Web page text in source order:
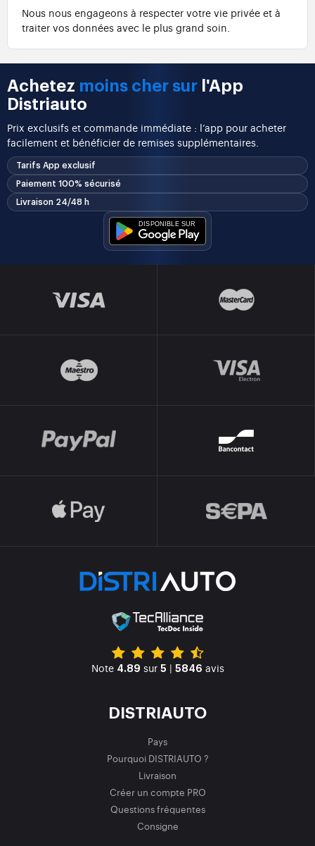
Nous nous engageons à respecter votre vie privée et à
traiter vos données avec le plus grand soin.
Achetez moins cher sur l'App
Distriauto
Prix exclusifs et commande immédiate : l’app pour acheter
facilement et bénéficier de remises supplémentaires.
Tarifs App exclusif
Paiement 100% sécurisé
Livraison 24/48 h
Note 4.89 sur 5 | 5846 avis
DISTRIAUTO
Pays
Pourquoi DISTRIAUTO ?
Livraison
Créer un compte PRO
Questions fréquentes
Consigne